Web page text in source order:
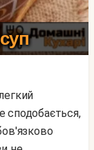
сподобається,